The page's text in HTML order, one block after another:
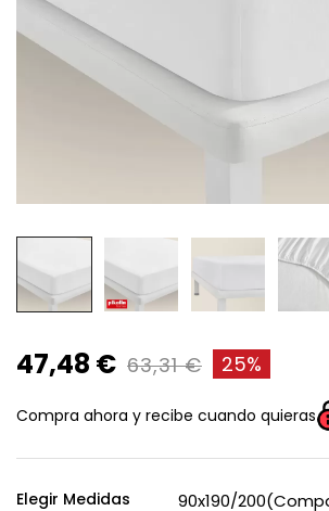
47,48 € 63,31 € 25%
Compra ahora y recibe cuando quieras
Elegir Medidas